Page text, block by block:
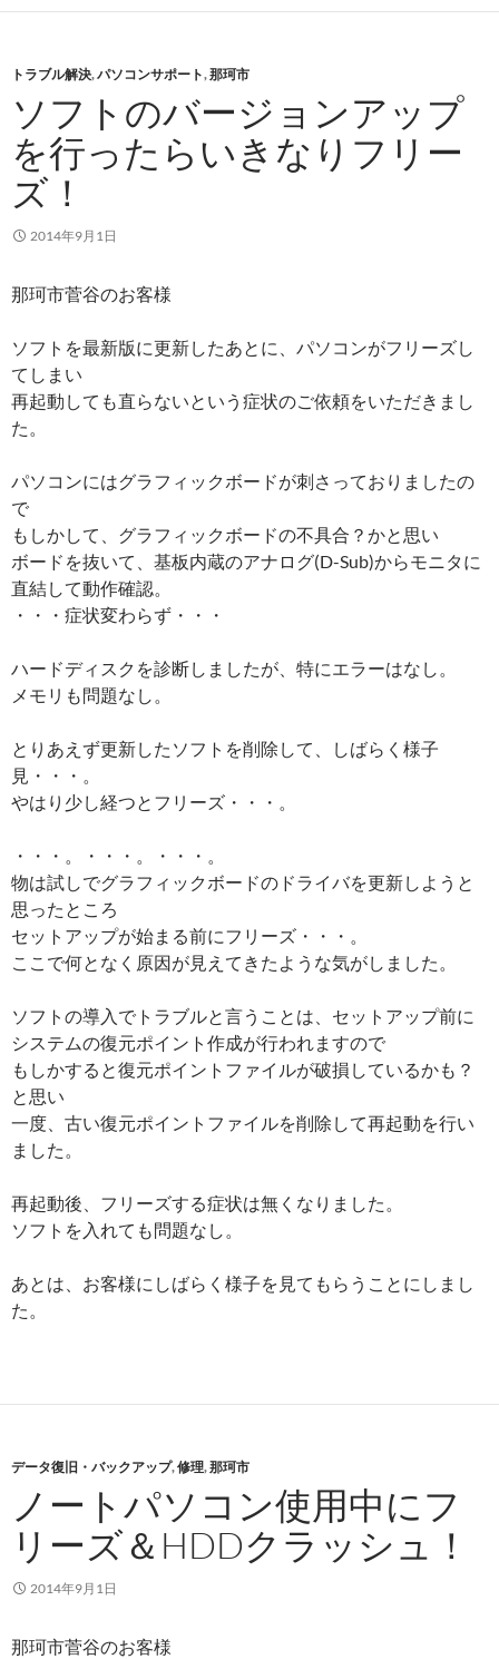
トラブル解決,パソコンサポート,那珂市
ソフトのバージョンアップ
を行ったらいきなりフリー
ズ！
2014年9月1日
那珂市菅谷のお客様
ソフトを最新版に更新したあとに、パソコンがフリーズし
てしまい
再起動しても直らないという症状のご依頼をいただきまし
た。
パソコンにはグラフィックボードが刺さっておりましたの
で
もしかして、グラフィックボードの不具合？かと思い
ボードを抜いて、基板内蔵のアナログ(D-Sub)からモニタに
直結して動作確認。
・・・症状変わらず・・・
ハードディスクを診断しましたが、特にエラーはなし。
メモリも問題なし。
とりあえず更新したソフトを削除して、しばらく様子
見・・・。
やはり少し経つとフリーズ・・・。
・・・。・・・。・・・。
物は試しでグラフィックボードのドライバを更新しようと
思ったところ
セットアップが始まる前にフリーズ・・・。
ここで何となく原因が見えてきたような気がしました。
ソフトの導入でトラブルと言うことは、セットアップ前に
システムの復元ポイント作成が行われますので
もしかすると復元ポイントファイルが破損しているかも？
と思い
一度、古い復元ポイントファイルを削除して再起動を行い
ました。
再起動後、フリーズする症状は無くなりました。
ソフトを入れても問題なし。
あとは、お客様にしばらく様子を見てもらうことにしまし
た。
データ復旧・バックアップ,修理,那珂市
ノートパソコン使用中にフ
リーズ＆HDDクラッシュ！
2014年9月1日
那珂市菅谷のお客様